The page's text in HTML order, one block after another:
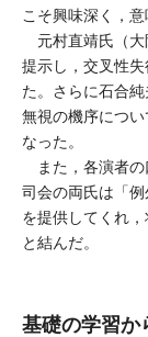
こそ興味深く，
元村直靖氏（大
提示し，交叉性
た。さらに石合
無視の機序につ
なった。
また，各演者の
司会の両氏は「
を提供してくれ
と結んだ。
基礎の学習か